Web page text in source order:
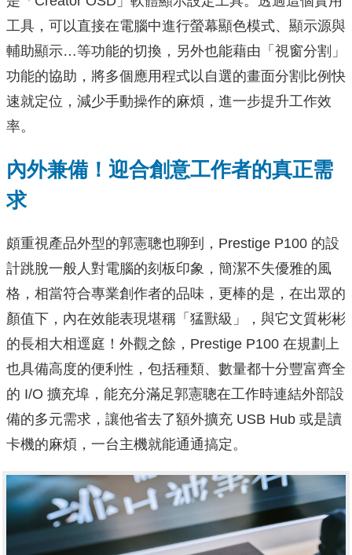
工具，可以直接在電腦中進行螢幕顯色模式、顯示源與
輔助顯示…等功能的切換，另外也能藉由「視窗分割」
功能的協助，將多個應用程式以自選的畫面分割比例快
速就定位，減少手動操作的麻煩，進一步提升工作效
率。
內外兼備！迎合創意工作者的真正需
求
頗重視產品外型的郭憲聰也聊到，Prestige P100 的設
計跳脫一般人對電腦的刻板印象，簡潔不失優雅的風
格，相當符合專業創作者的品味，更棒的是，在出眾的
顏值下，內在效能表現堪稱「猛獸級」，與它文質彬彬
的長相大相逕庭！外觀之餘，Prestige P100 在規劃上
也具備高度的便利性，包括種類、數量都十分豐富齊全
的 I/O 擴充埠，能充分滿足郭憲聰在工作時連結外部設
備的多元需求，讓他省去了額外擴充 USB Hub 或是讀
卡機的麻煩，一台主機就能通通搞定。